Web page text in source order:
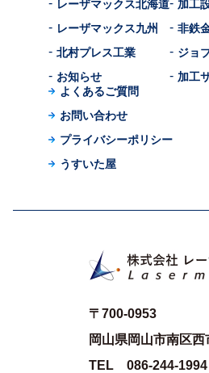
〒700-0953
岡山県岡山市南区西
TEL 086-244-1994
レーザマックス北海道
レーザマックス九州
北村プレス工業
お知らせ
加工
非鉄
ジョ
加工
よくあるご質問
お問い合わせ
プライバシーポリシー
うすいた屋